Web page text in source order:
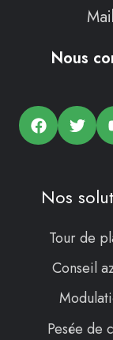
Nous
Nos
Tour de
Conseil
Pesée de